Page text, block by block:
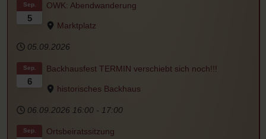
5
Sep. OWK: Abendwanderung
Marktplatz
05.09.2026
6
Sep. Backhausfest TERMIN verschiebt sich noch!!!
historisches Backhaus
06.09.2026 16:00 - 17:00
Sep. Ortsbeiratssitzung